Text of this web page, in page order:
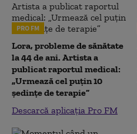
PRO FM
Lora, probleme de sănătate
la 44 de ani. Artista a
publicat raportul medical:
„Urmează cel puțin 10
ședințe de terapie”
Descarcă aplicația Pro FM